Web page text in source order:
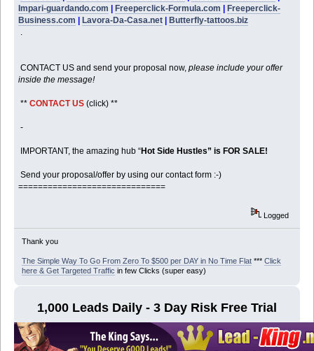
Impari-guardando.com |Freeperclick-Formula.com |Freeperclick-
Business.com |Lavora-Da-Casa.net |Butterfly-tattoos.biz
CONTACT US and send your proposal now,please include your offer
inside the message!
**CONTACT US (click) **
-
IMPORTANT, the amazing hub “Hot Side Hustles” is FOR SALE!
Send your proposal/offer by using our contact form :-)
==============================
Logged
Thank you
The Simple Way To Go From Zero To $500 per DAY in No Time Flat*** Click
here & Get Targeted Traffic in few Clicks (super easy)
1,000 Leads Daily - 3 Day Risk Free Trial